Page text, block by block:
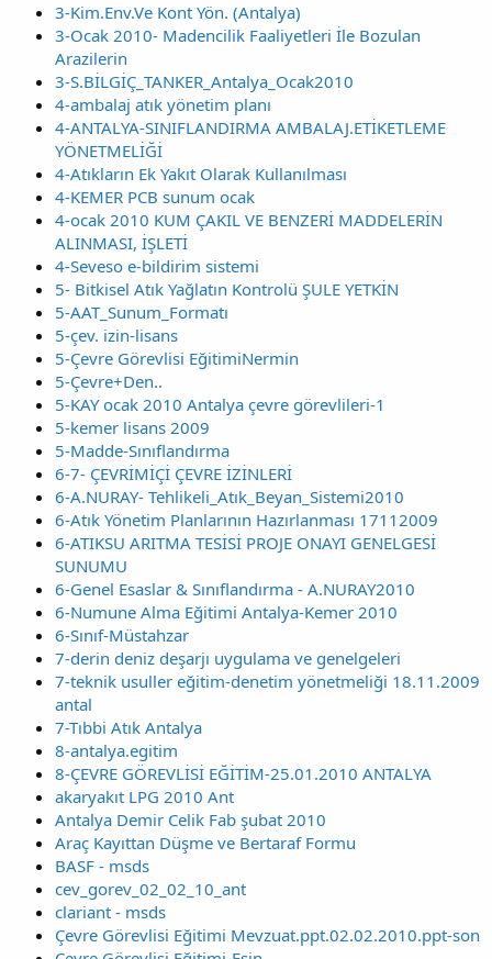
3-Kim.Env.Ve Kont Yön. (Antalya)
3-Ocak 2010- Madencilik Faaliyetleri İle Bozulan
Arazilerin
3-S.BİLGİÇ_TANKER_Antalya_Ocak2010
4-ambalaj atık yönetim planı
4-ANTALYA-SINIFLANDIRMA AMBALAJ.ETİKETLEME
YÖNETMELİĞİ
4-Atıkların Ek Yakıt Olarak Kullanılması
4-KEMER PCB sunum ocak
4-ocak 2010 KUM ÇAKIL VE BENZERİ MADDELERİN
ALINMASI, İŞLETİ
4-Seveso e-bildirim sistemi
5- Bitkisel Atık Yağlatın Kontrolü ŞULE YETKİN
5-AAT_Sunum_Formatı
5-çev. izin-lisans
5-Çevre Görevlisi EğitimiNermin
5-Çevre+Den..
5-KAY ocak 2010 Antalya çevre görevlileri-1
5-kemer lisans 2009
5-Madde-Sınıflandırma
6-7- ÇEVRİMİÇİ ÇEVRE İZİNLERİ
6-A.NURAY- Tehlikeli_Atık_Beyan_Sistemi2010
6-Atık Yönetim Planlarının Hazırlanması 17112009
6-ATIKSU ARITMA TESİSİ PROJE ONAYI GENELGESİ
SUNUMU
6-Genel Esaslar & Sınıflandırma - A.NURAY2010
6-Numune Alma Eğitimi Antalya-Kemer 2010
6-Sınıf-Müstahzar
7-derin deniz deşarjı uygulama ve genelgeleri
7-teknik usuller eğitim-denetim yönetmeliği 18.11.2009
antal
7-Tıbbi Atık Antalya
8-antalya.egitim
8-ÇEVRE GÖREVLİSİ EĞİTİM-25.01.2010 ANTALYA
akaryakıt LPG 2010 Ant
Antalya Demir Celik Fab şubat 2010
Araç Kayıttan Düşme ve Bertaraf Formu
BASF - msds
cev_gorev_02_02_10_ant
clariant - msds
Çevre Görevlisi Eğitimi Mevzuat.ppt.02.02.2010.ppt-son